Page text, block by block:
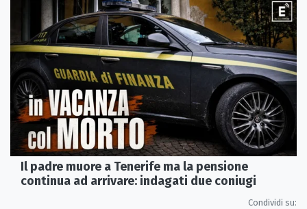
Il padre muore a Tenerife ma la pensione
continua ad arrivare: indagati due coniugi
Condividi su: